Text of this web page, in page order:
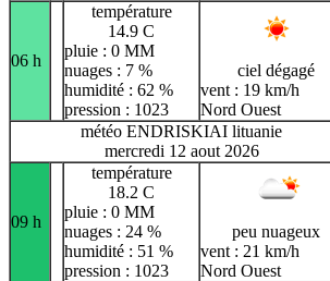
06 h
température
14.9 C
pluie : 0 MM
nuages : 7 %
humidité : 62 %
pression : 1023
ciel dégagé
vent : 19 km/h
Nord Ouest
météo ENDRISKIAI lituanie
mercredi 12 aout 2026
09 h
température
18.2 C
pluie : 0 MM
nuages : 24 %
humidité : 51 %
pression : 1023
peu nuageux
vent : 21 km/h
Nord Ouest